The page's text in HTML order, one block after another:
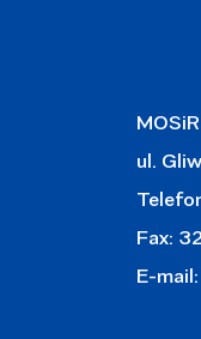
ul.
Fax:
E-mail: